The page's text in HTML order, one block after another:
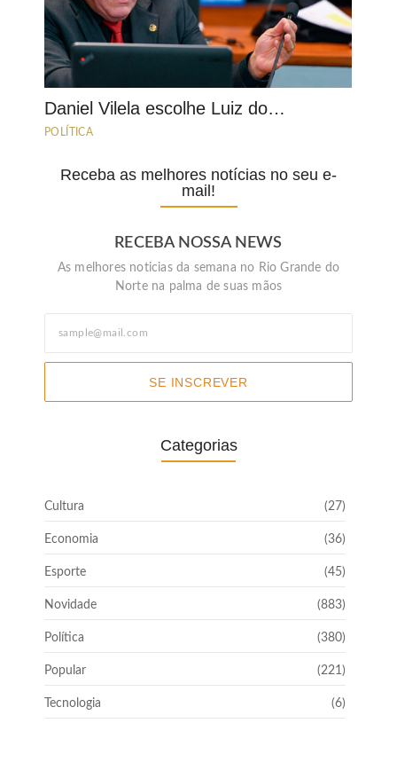
Daniel Vilela escolhe Luiz do…
POLÍTICA
Receba as melhores notícias no seu e-
mail!
RECEBA NOSSA NEWS
As melhores noticias da semana no Rio Grande do
Norte na palma de suas mãos
SE INSCREVER
Categorias
Cultura (27)
Economia (36)
Esporte (45)
Novidade (883)
Política (380)
Popular (221)
Tecnologia (6)